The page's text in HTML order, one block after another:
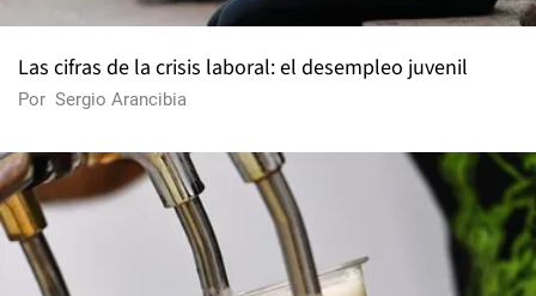
Las cifras de la crisis laboral: el desempleo juvenil
Por Sergio Arancibia